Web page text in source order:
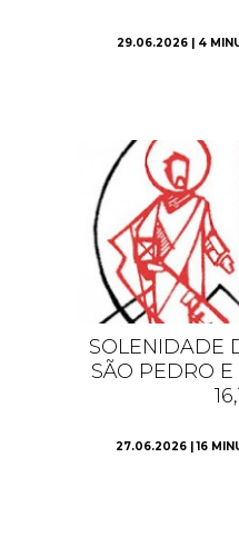
29.06.2026 | 4
SOLENIDADE
SÃO PEDRO
27.06.2026 | 16